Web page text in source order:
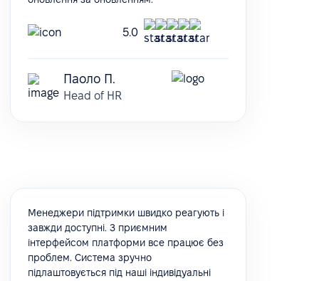
5.0
Паоло П.
Head of HR
Менеджери підтримки швидко реагують і
завжди доступні. З приємним
інтерфейсом платформи все працює без
проблем. Система зручно
підлаштовується під наші індивідуальні